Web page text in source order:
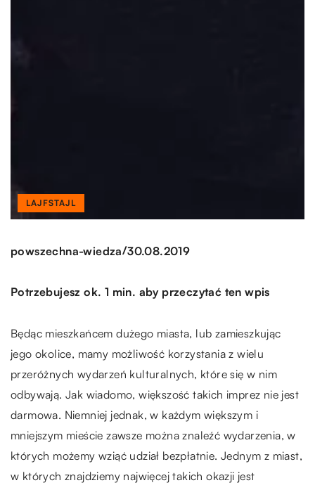
LAJFSTAJL
powszechna-wiedza/30.08.2019
Potrzebujesz ok. 1 min. aby przeczytać ten wpis
Będąc mieszkańcem dużego miasta, lub zamieszkując
jego okolice, mamy możliwość korzystania z wielu
przeróżnych wydarzeń kulturalnych, które się w nim
odbywają. Jak wiadomo, większość takich imprez nie jest
darmowa. Niemniej jednak, w każdym większym i
mniejszym mieście zawsze można znaleźć wydarzenia, w
których możemy wziąć udział bezpłatnie. Jednym z miast,
w których znajdziemy najwięcej takich okazji jest